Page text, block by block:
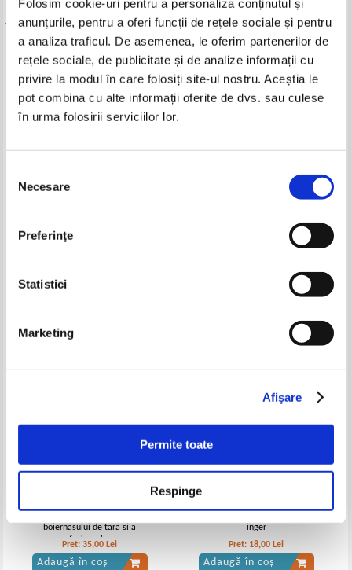
Folosim cookie-uri pentru a personaliza conținutul și
anunțurile, pentru a oferi funcții de rețele sociale și pentru
a analiza traficul. De asemenea, le oferim partenerilor de
rețele sociale, de publicitate și de analize informații cu
privire la modul în care folosiți site-ul nostru. Aceștia le
pot combina cu alte informații oferite de dvs. sau culese
în urma folosirii serviciilor lor.
consimțământului
Necesare
Preferinţe
Statistici
Marketing
Afişare
Permite toate
Respinge
-15%
Lei
volumul 5. Drum bun ciresari
-20%
volumul 2. Castelul fetei in alb
Vezi toate edițiile »
Produse din aceeasi categorie
-20%
Pret:30,00Lei
-60%
Catalin Ionita - Doren, un hot
Lei
boiernasului de tara si a
fecioarei...
Pret:35,00 Lei
Adaugă în coș
inger
Pret: 18,00 Lei
Adaugă în coș